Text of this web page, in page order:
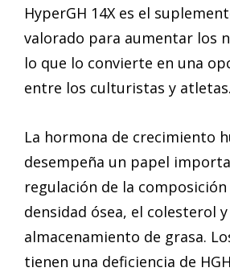
HyperGH 14X es el
valorado para aumentar los
lo que lo convierte en una
entre los culturistas y atletas.
La hormona de crecimiento
desempeña un papel
regulación de la
densidad ósea, el colesterol
almacenamiento de grasa.
tienen una deficiencia de